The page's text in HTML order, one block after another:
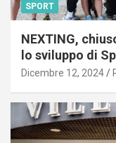
SPORT
NEXTING,
lo sviluppo di
Dicembre 12, 2024